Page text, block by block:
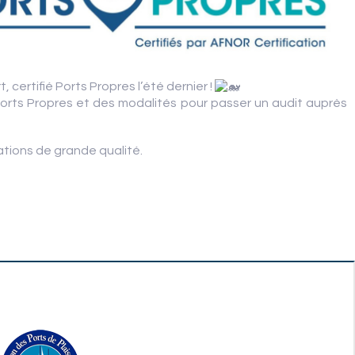
certifié Ports Propres l’été dernier !
Propres et des modalités pour passer un audit auprès
de grande qualité.